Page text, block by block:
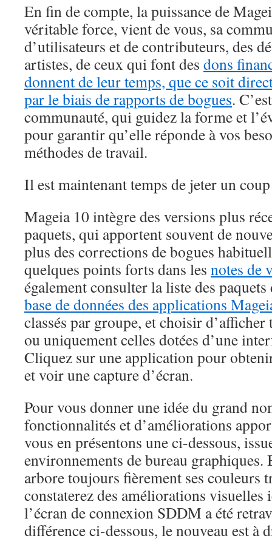
En fin de compte, la puissance de
véritable force, vient de vous, sa
d’utilisateurs et de contributeurs, des
artistes, de ceux qui font des dons
donnent de leur temps, que ce soit
par le biais de rapports de bogues.
communauté, qui guidez la forme et
pour garantir qu’elle réponde à vos
méthodes de travail.
Il est maintenant temps de jeter un
Mageia 10 intègre des versions plus
paquets, qui apportent souvent de
plus des corrections de bogues
quelques points forts dans les notes de
également consulter la liste des
base de données des applications
classés par groupe, et choisir
ou uniquement celles dotées d’une
Cliquez sur une application pour
et voir une capture d’écran.
Pour vous donner une idée du grand
fonctionnalités et d’améliorations
vous en présentons une ci-dessous,
environnements de bureau graphiques.
arbore toujours fièrement ses couleurs
constaterez des améliorations visuelles
l’écran de connexion SDDM a été
différence ci-dessous, le nouveau est à